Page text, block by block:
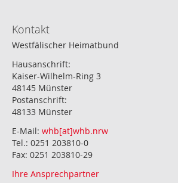
Kontakt
Westfälischer Heimatbund
Hausanschrift:
Kaiser-Wilhelm-Ring 3
48145 Münster
Postanschrift:
48133 Münster
E-Mail: whb[at]whb.nrw
Tel.: 0251 203810-0
Fax: 0251 203810-29
Ihre Ansprechpartner